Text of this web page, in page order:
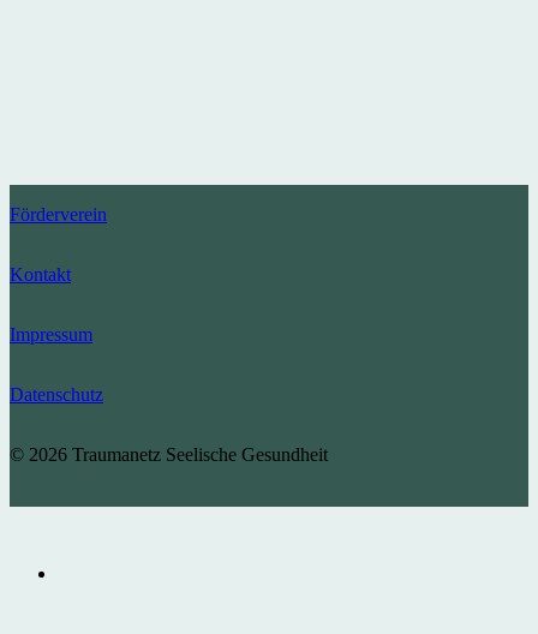
Förderverein
Kontakt
Impressum
Datenschutz
© 2026 Traumanetz Seelische Gesundheit